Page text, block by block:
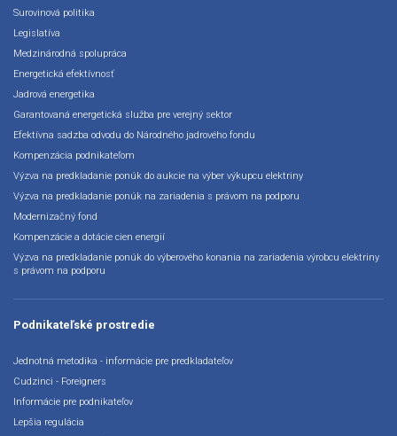
Surovinová politika
Legislatíva
Medzinárodná spolupráca
Energetická efektívnosť
Jadrová energetika
Garantovaná energetická služba pre verejný sektor
Efektívna sadzba odvodu do Národného jadrového fondu
Kompenzácia podnikateľom
Výzva na predkladanie ponúk do aukcie na výber výkupcu elektriny
Výzva na predkladanie ponúk na zariadenia s právom na podporu
Modernizačný fond
Kompenzácie a dotácie cien energií
Výzva na predkladanie ponúk do výberového konania na zariadenia výrobcu elektriny
s právom na podporu
Podnikateľské prostredie
Jednotná metodika - informácie pre predkladateľov
Cudzinci - Foreigners
Informácie pre podnikateľov
Lepšia regulácia